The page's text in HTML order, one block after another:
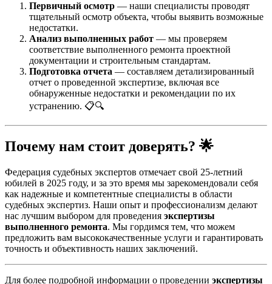
Первичный осмотр — наши специалисты проводят
тщательный осмотр объекта, чтобы выявить возможные
недостатки.
Анализ выполненных работ — мы проверяем
соответствие выполненного ремонта проектной
документации и строительным стандартам.
Подготовка отчета — составляем детализированный
отчет о проведенной экспертизе, включая все
обнаруженные недостатки и рекомендации по их
устранению. 📋🔍
Почему нам стоит доверять? 🌟
Федерация судебных экспертов отмечает свой 25-летний
юбилей в 2025 году, и за это время мы зарекомендовали себя
как надежные и компетентные специалисты в области
судебных экспертиз. Наши опыт и профессионализм делают
нас лучшим выбором для проведения экспертизы
выполненного ремонта. Мы гордимся тем, что можем
предложить вам высококачественные услуги и гарантировать
точность и объективность наших заключений.
Для более подробной информации о проведении экспертизы